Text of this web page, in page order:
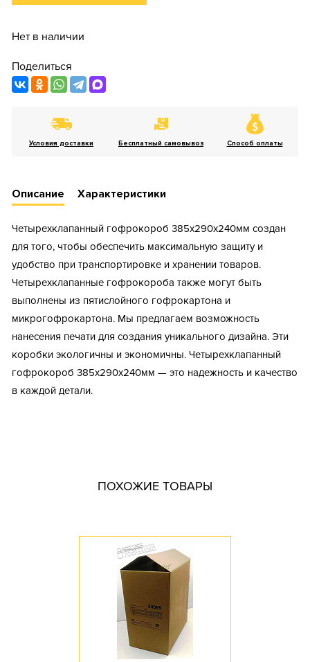
Нет в наличии
Поделиться
Условия доставки Бесплатный самовывоз Способ оплаты
Описание Характеристики
Четырехклапанный гофрокороб 385х290х240мм создан
для того, чтобы обеспечить максимальную защиту и
удобство при транспортировке и хранении товаров.
Четырехклапанные гофрокороба также могут быть
выполнены из пятислойного гофрокартона и
микрогофрокартона. Мы предлагаем возможность
нанесения печати для создания уникального дизайна. Эти
коробки экологичны и экономичны. Четырехклапанный
гофрокороб 385х290х240мм — это надежность и качество
в каждой детали.
ПОХОЖИЕ ТОВАРЫ